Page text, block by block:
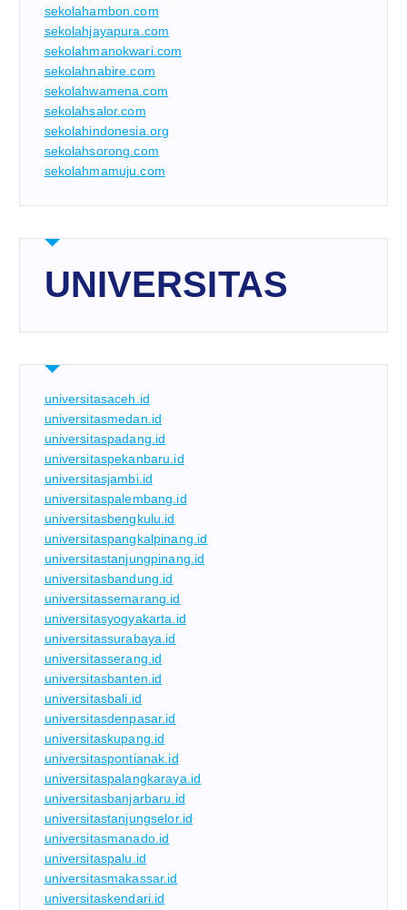
sekolahambon.com
sekolahjayapura.com
sekolahmanokwari.com
sekolahnabire.com
sekolahwamena.com
sekolahsalor.com
sekolahindonesia.org
sekolahsorong.com
sekolahmamuju.com
UNIVERSITAS
universitasaceh.id
universitasmedan.id
universitaspadang.id
universitaspekanbaru.id
universitasjambi.id
universitaspalembang.id
universitasbengkulu.id
universitaspangkalpinang.id
universitastanjungpinang.id
universitasbandung.id
universitassemarang.id
universitasyogyakarta.id
universitassurabaya.id
universitasserang.id
universitasbanten.id
universitasbali.id
universitasdenpasar.id
universitaskupang.id
universitaspontianak.id
universitaspalangkaraya.id
universitasbanjarbaru.id
universitastanjungselor.id
universitasmanado.id
universitaspalu.id
universitasmakassar.id
universitaskendari.id